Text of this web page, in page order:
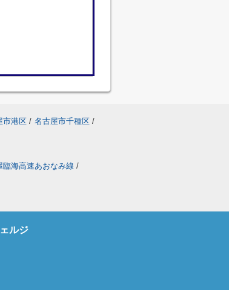
市港区 / 名古屋市千種区 /
臨海高速あおなみ線 /
ルジ